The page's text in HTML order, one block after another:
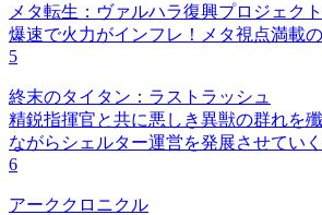
メタ転生：ヴァルハラ復興プロジェクト
爆速で火力がインフレ！メタ視点満載の
5
終末のタイタン：ラストラッシュ
精鋭指揮官と共に悪しき異獣の群れを
ながらシェルター運営を発展させてい
6
アーククロニクル